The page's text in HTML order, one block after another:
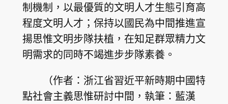
制機制，以最優質的文明人才生態引育高
程度文明人才；保持以國民為中間推進宣
揚思惟文明步隊扶植，在知足群眾精力文
明需求的同時不竭進步步隊素養。
（作者：浙江省習近平新時期中國特
點社會主義思惟研討中間，執筆：藍漢